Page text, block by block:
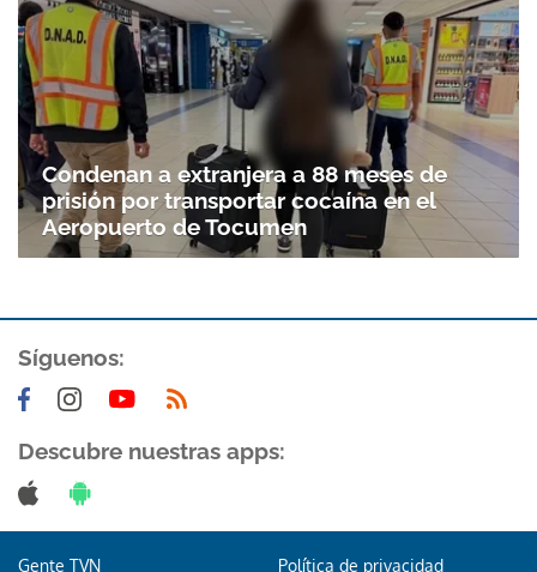
Condenan a extranjera a 88 meses de
prisión por transportar cocaína en el
Aeropuerto de Tocumen
Síguenos:
Descubre nuestras apps:
Gente TVN Política de privacidad